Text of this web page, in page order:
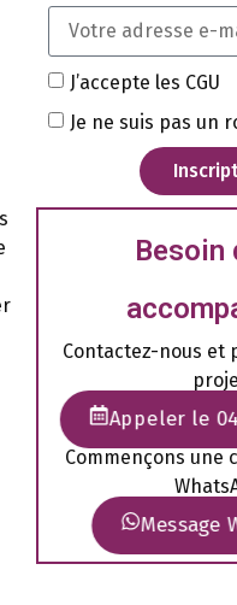
J’accepte les CGU
Je ne suis pas un
Besoin
Contactez-nous et
Appeler le
Commençons une
Message